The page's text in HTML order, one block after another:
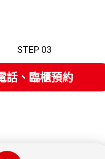
STEP 03
話、臨櫃預約